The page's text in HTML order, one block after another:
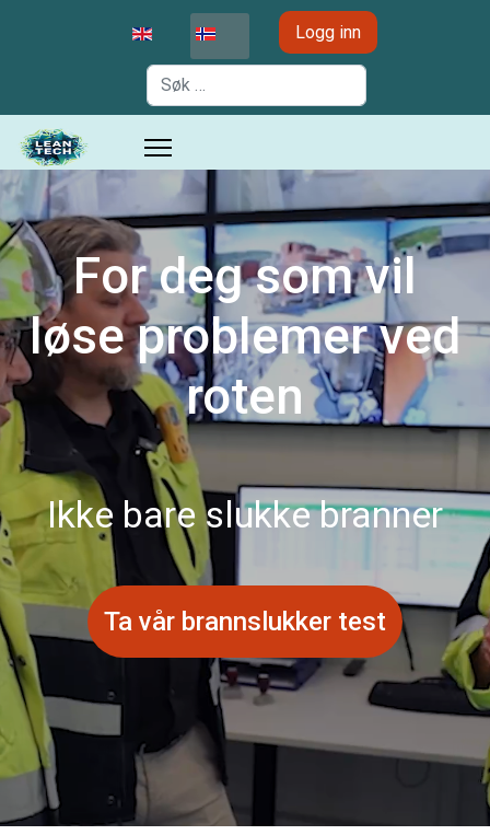
Logg inn
Søk
For deg som vil
løse problemer ved
roten
Ikke bare slukke branner
Ta vår brannslukker test